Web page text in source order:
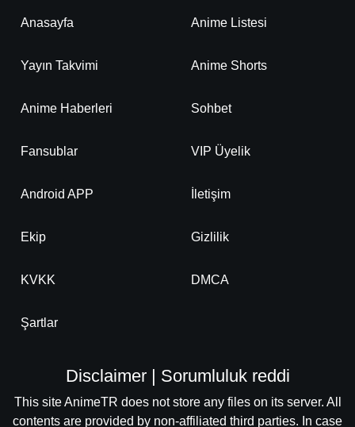
Anasayfa Anime Listesi
Yayın Takvimi Anime Shorts
Anime Haberleri Sohbet
Fansublar VIP Üyelik
Android APP İletişim
Ekip Gizlilik
KVKK DMCA
Şartlar
Disclaimer | Sorumluluk reddi
This site AnimeTR does not store any files on its server. All
contents are provided by non-affiliated third parties. In case